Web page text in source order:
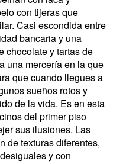
con tijeras que
Casi escondida entre
bancaria y una
chocolate y tartas de
una mercería en la que
que cuando llegues a
sueños rotos y
de la vida. Es en esta
del primer piso
sus ilusiones. Las
de texturas diferentes,
y con